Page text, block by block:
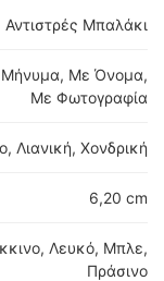
Αντιστρές Μπαλάκι
Με Όνομα,
Με Φωτογραφία
Λιανική, Χονδρική
6,20 cm
Λευκό, Μπλε,
Πράσινο